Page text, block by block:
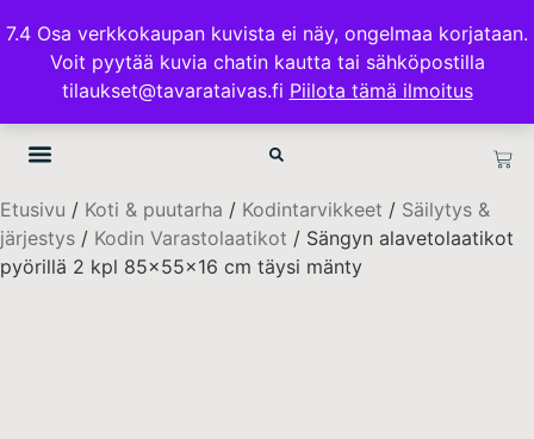
7.4 Osa verkkokaupan kuvista ei näy, ongelmaa korjataan.
Voit pyytää kuvia chatin kautta tai sähköpostilla
tilaukset@tavarataivas.fi Piilota tämä ilmoitus
ILMAINEN TOIMITUS 100€ TILAUKSISSA
TAVARATAIVAS.FI
Etusivu / Koti & puutarha / Kodintarvikkeet / Säilytys &
järjestys / Kodin Varastolaatikot / Sängyn alavetolaatikot
pyörillä 2 kpl 85x55x16 cm täysi mänty